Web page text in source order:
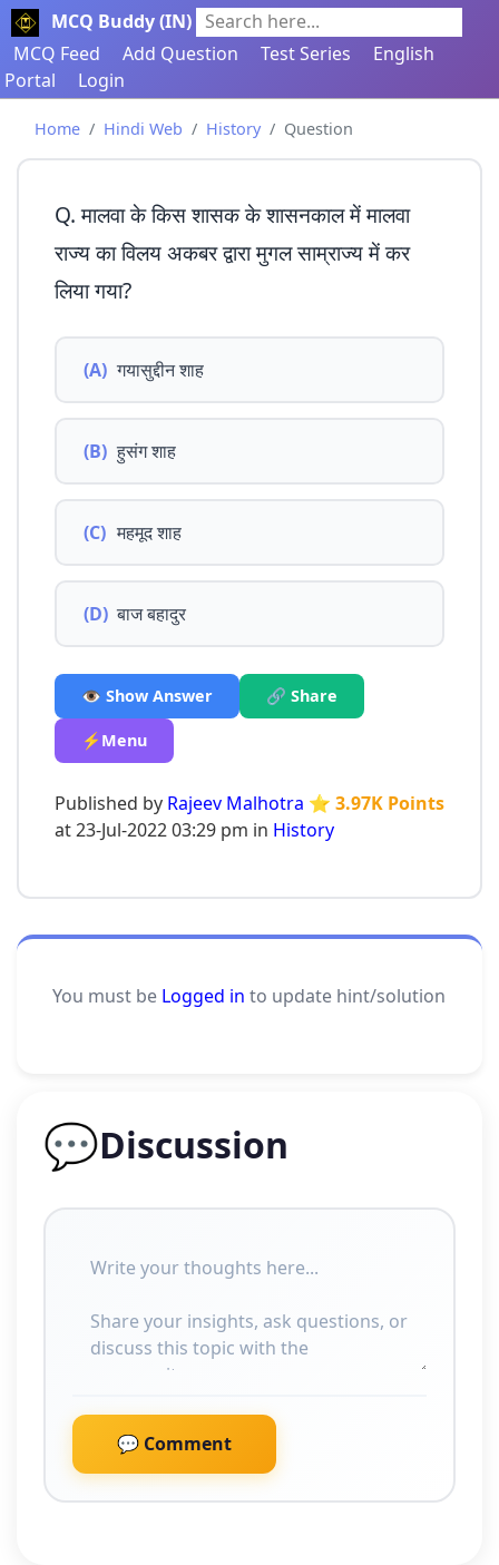
MCQ Buddy (IN) Search here...
MCQ Feed
Add Question Test Series
English
Portal
Login
Home Hindi Web History Question
Q. मालवा के किस शासक के शासनकाल में मालवा
राज्य का विलय अकबर द्वारा मुगल साम्राज्य में कर
लिया गया?
(A) गयासुद्दीन शाह
(B) हुसंग शाह
(C) महमूद शाह
(D) बाज बहादुर
👁️ Show Answer 🔗 Share
⚡Menu
Published by Rajeev Malhotra ⭐ 3.97K Points
at 23-Jul-2022 03:29 pm in History
You must be Logged in to update hint/solution
💬Discussion
💬 Comment